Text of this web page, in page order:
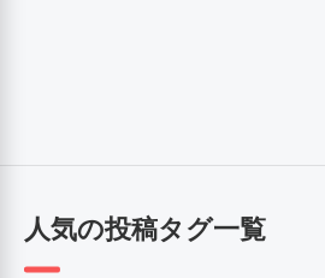
人気の投稿タグ一覧